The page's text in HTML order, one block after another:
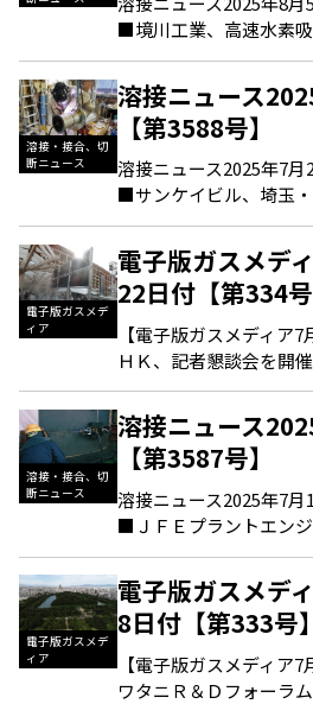
■境川工業、高速水素吸
溶接・接合、切
断ニュース
溶接ニュース
【第3588号】
溶接ニュース2025年7月
■サンケイビル、埼玉・
電子版ガスメデ
ィア
電子版ガスメデ
22日付【第334号
【電子版ガスメディア
ＨＫ、記者懇談会を開
溶接・接合、切
断ニュース
溶接ニュース
【第3587号】
溶接ニュース2025年7月
■ＪＦＥプラントエンジ
電子版ガスメデ
ィア
電子版ガスメデ
8日付【第333号】
【電子版ガスメディア
ワタニＲ＆Ｄフォーラ